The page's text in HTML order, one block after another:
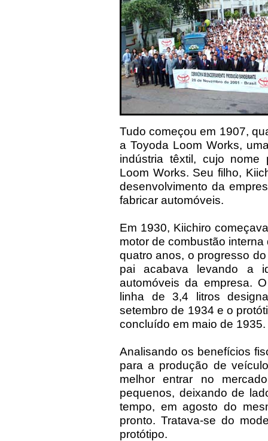
Tudo começou em 1907,
a Toyoda Loom Works,
indústria têxtil, cujo nome
Loom Works. Seu filho,
desenvolvimento da
fabricar automóveis.
Em 1930, Kiichiro
motor de combustão
quatro anos, o progresso
pai acabava levando a
automóveis da empresa.
linha de 3,4 litros
setembro de 1934 e o
concluído em maio de 1935.
Analisando os benefícios
para a produção de
melhor entrar no
pequenos, deixando de
tempo, em agosto do
pronto. Tratava-se do
protótipo.